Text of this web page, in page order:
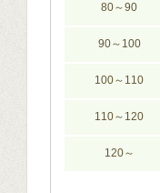
80～90
90～100
100～110
110～120
120～